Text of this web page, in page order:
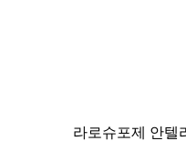
라로슈포제 안텔